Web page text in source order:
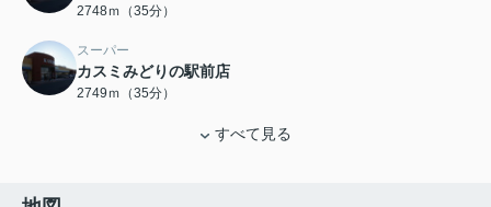
2748ｍ（35分）
スーパー
カスミみどりの駅前店
2749ｍ（35分）
すべて見る